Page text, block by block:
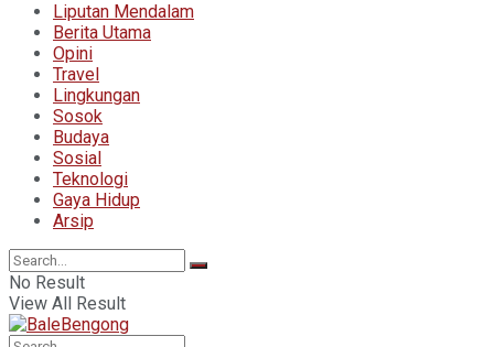
Liputan Mendalam
Berita Utama
Opini
Travel
Lingkungan
Sosok
Budaya
Sosial
Teknologi
Gaya Hidup
Arsip
No Result
View All Result